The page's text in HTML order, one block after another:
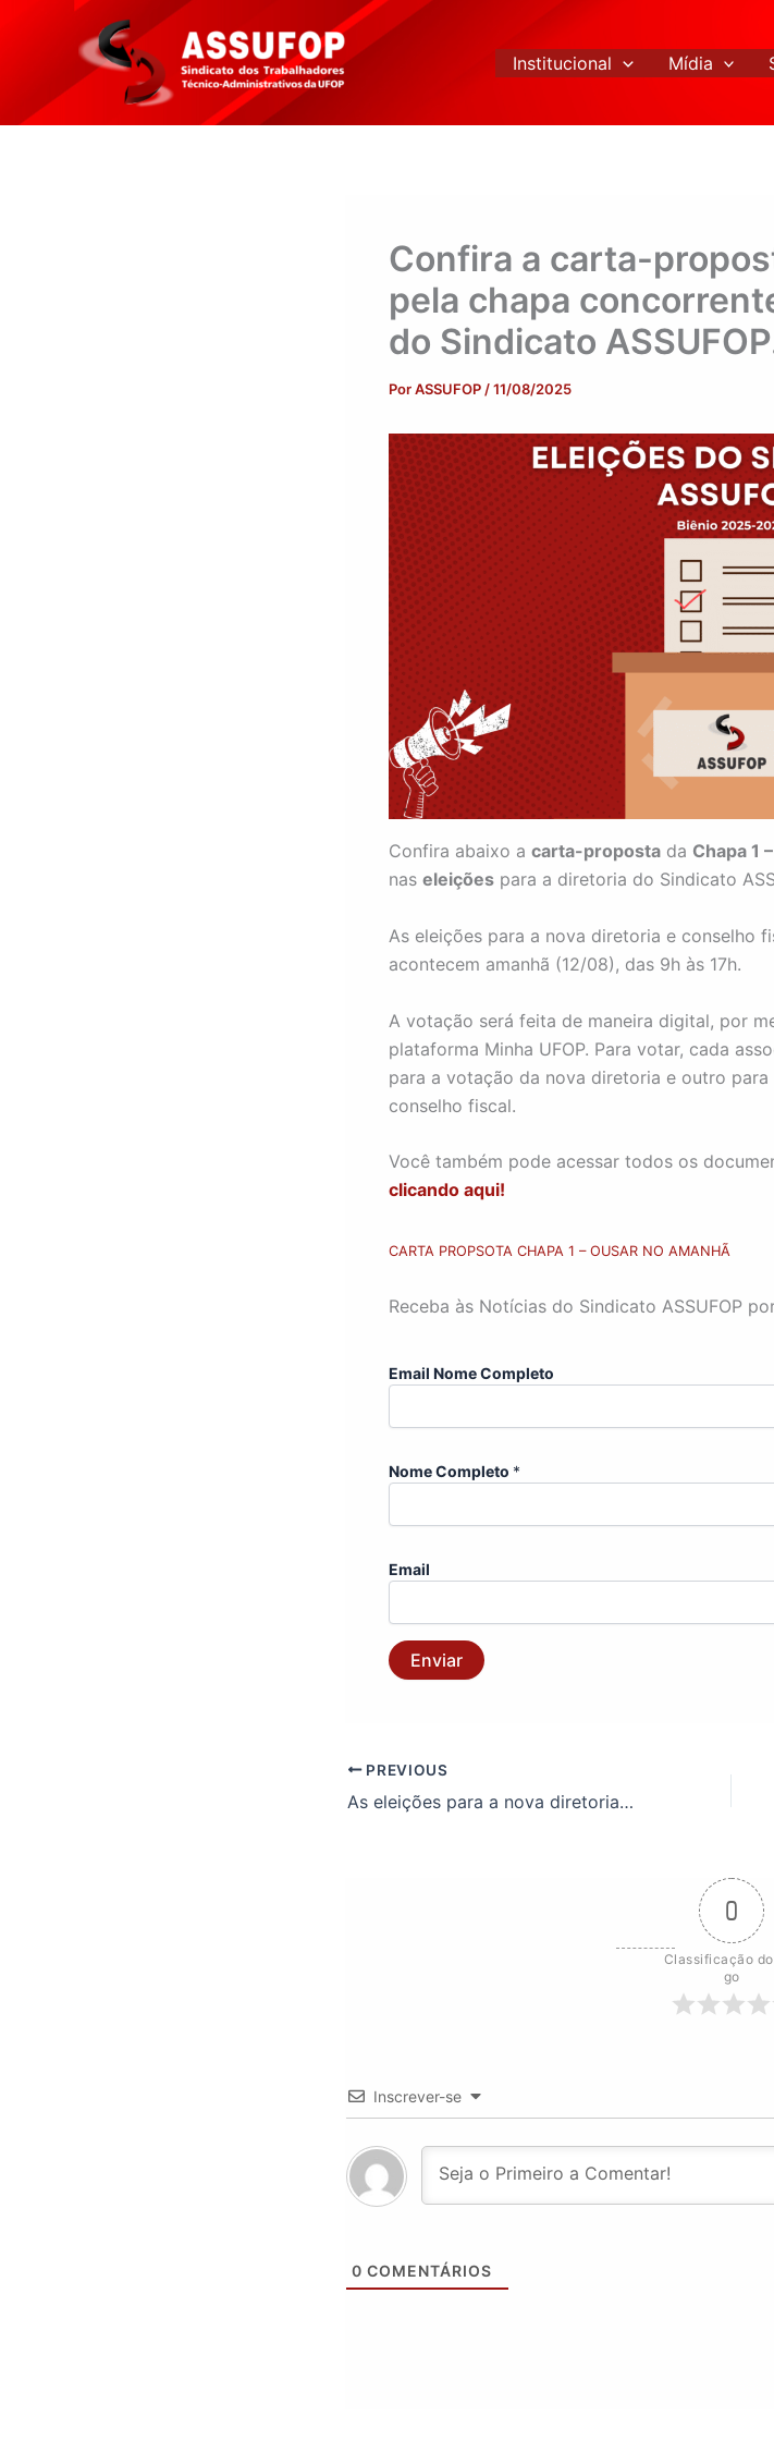
conteúdo
Institucional Mídia
Confira a carta-
pela chapa
do Sindicato
PorASSUFOP /11/08/2025
Confira abaixo a carta-proposta da Chapa 1
nas eleições para a diretoria do Sindicato
As eleições para a nova diretoria e conselho
acontecem amanhã (12/08), das 9h às 17h.
A votação será feita de maneira digital, por
plataforma Minha UFOP. Para votar, cada
para a votação da nova diretoria e outro
conselho fiscal.
Você também pode acessar todos os
clicando aqui!
CARTA PROPSOTA CHAPA 1 – OUSAR NO AMANHÃ
Receba às Notícias do Sindicato ASSUFOP
Email Nome Completo
Nome Completo *
Email
Enviar
PREVIOUS
As eleições para a nova diretoria e conselho fiscal acontecem no dia 12/08. Saiba como votar!
0
Classificação
go
Inscrever-se
0 COMENTÁRIOS